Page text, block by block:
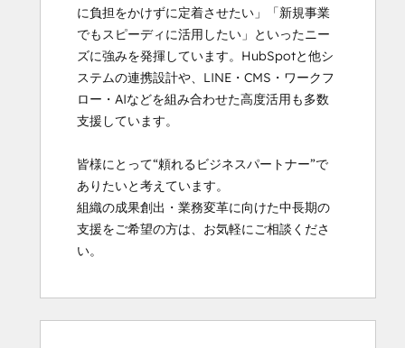
に負担をかけずに定着させたい」「新規事業
でもスピーディに活用したい」といったニー
ズに強みを発揮しています。HubSpotと他シ
ステムの連携設計や、LINE・CMS・ワークフ
ロー・AIなどを組み合わせた高度活用も多数
支援しています。
皆様にとって“頼れるビジネスパートナー”で
ありたいと考えています。
組織の成果創出・業務変革に向けた中長期の
支援をご希望の方は、お気軽にご相談くださ
い。